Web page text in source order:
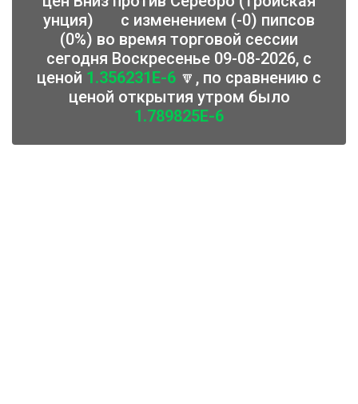
унция)
с изменением (-0) пипсов
(0%) во время торговой сессии
сегодня Воскресенье 09-08-2026, с
ценой 1.356231E-6 🔽, по сравнению с
ценой открытия утром было
1.789825E-6